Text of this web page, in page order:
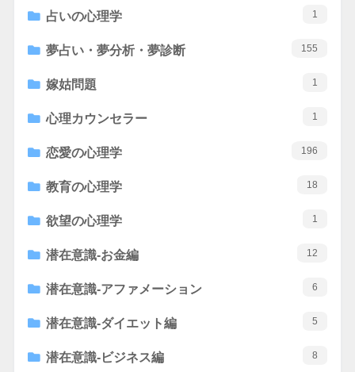
占いの心理学 1
夢占い・夢分析・夢診断 155
嫁姑問題 1
心理カウンセラー 1
恋愛の心理学 196
教育の心理学 18
欲望の心理学 1
潜在意識-お金編 12
潜在意識-アファメーション 6
潜在意識-ダイエット編 5
潜在意識-ビジネス編 8